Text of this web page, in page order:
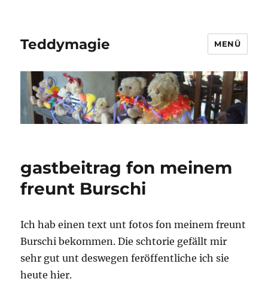
Teddymagie MENÜ
gastbeitrag fon meinem
freunt Burschi
Ich hab einen text unt fotos fon meinem freunt
Burschi bekommen. Die schtorie gefällt mir
sehr gut unt deswegen feröffentliche ich sie
heute hier.